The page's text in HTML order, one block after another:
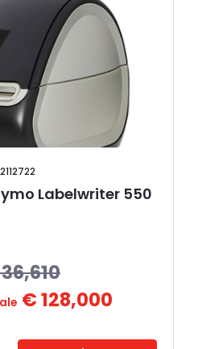
2112722
Labelwriter 550
€ 128,000